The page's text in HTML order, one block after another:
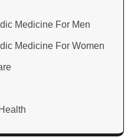
Medicine For Men
Medicine For Women